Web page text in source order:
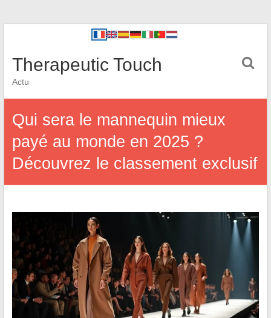
Therapeutic Touch
Actu
Qui sera le mannequin mieux
payé au monde en 2025 ?
Découvrez le classement exclusif